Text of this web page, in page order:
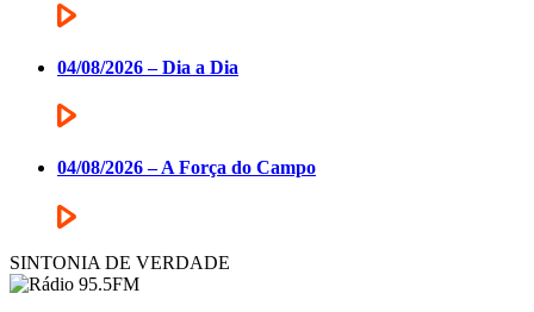
04/08/2026 – Dia a Dia
04/08/2026 – A Força do Campo
SINTONIA DE VERDADE